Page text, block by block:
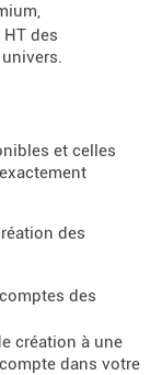
des
et celles
des
des
création à une
dans votre